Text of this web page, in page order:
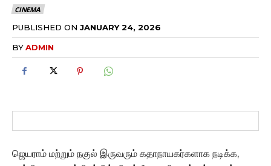
CINEMA
PUBLISHED ON JANUARY 24, 2026
BYADMIN
ஜெயராம் மற்றும் நகுல் இருவரும் கதாநாயகர்களாக நடிக்க,